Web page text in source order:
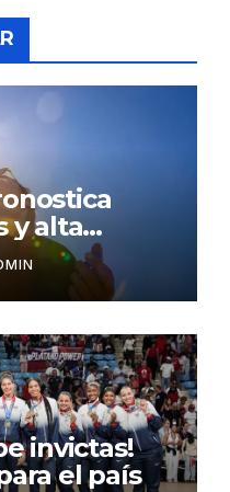
y alta
polvo del
sábado
invictas!
el país